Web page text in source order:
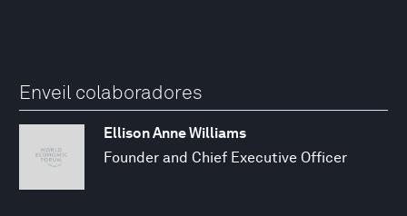
Enveil colaboradores
Ellison Anne Williams
Founder and Chief Executive Officer